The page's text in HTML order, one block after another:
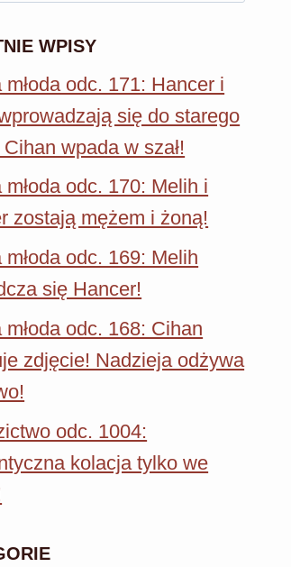
WPISY
młoda odc. 171: Hancer i
się do starego
wpada w szał!
młoda odc. 170: Melih i
zostają mężem i żoną!
młoda odc. 169: Melih
się Hancer!
młoda odc. 168: Cihan
zdjęcie! Nadzieja odżywa
odc. 1004:
kolacja tylko we